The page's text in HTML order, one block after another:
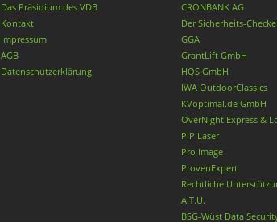
Das Präsidium des VDB
Kontakt
Impressum
AGB
Datenschutzerklärung
CRONBANK AG
Der Sicherheits-
GGA
GrantLift GmbH
HQS GmbH
IWA OutdoorClassics
KVoptimal.de GmbH
OverNight Express &
PiP Laser
Pro Image
ProvenExpert
Rechtliche
A.T.U.
BSG-Wüst Data